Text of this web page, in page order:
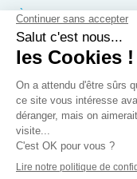
LIÈGE
WATERLOO
WAVRE
À propos